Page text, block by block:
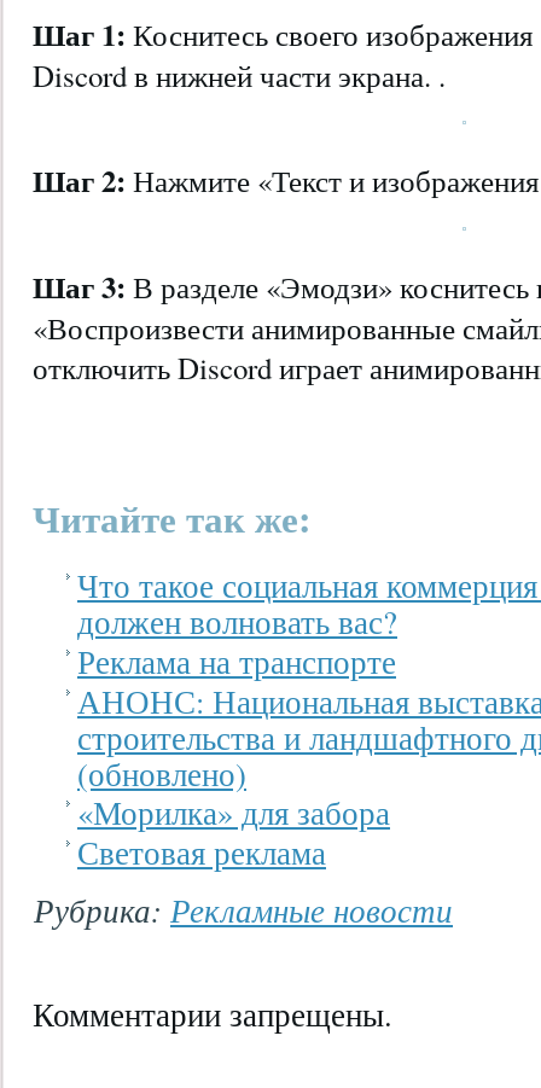
Шаг 1: Коснитесь своего
Discord в нижней части экрана. .
Шаг 2: Нажмите «Текст и
Шаг 3: В разделе «Эмодзи» коснитесь
«Воспроизвести анимированные
отключить Discord играет
Читайте так же:
Что такое социальная
должен волновать вас?
Реклама на транспорте
АНОНС: Национальная выставка
строительства и ландшафтного
(обновлено)
«Морилка» для забора
Световая реклама
Рубрика: Рекламные новости
Комментарии запрещены.